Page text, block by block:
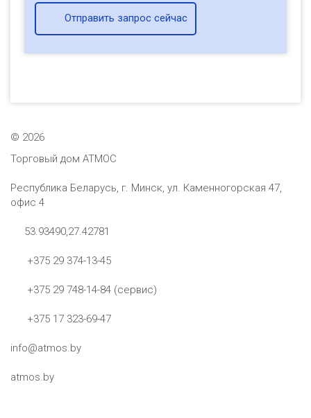
Отправить запрос сейчас
© 2026
Торговый дом АТМОС
Республика Беларусь, г. Минск, ул. Каменногорская 47,
офис 4
53.93490,27.42781
+375 29 374-13-45
+375 29 748-14-84 (сервис)
+375 17 323-69-47
info@atmos.by
atmos.by